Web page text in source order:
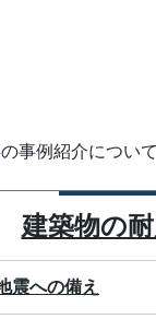
事例紹介について
建築物の
震への備え